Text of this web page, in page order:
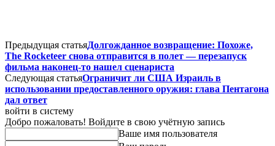
Предыдущая статьяДолгожданное возвращение: Похоже,
The Rocketeer снова отправится в полет — перезапуск
фильма наконец-то нашел сценариста
Следующая статьяОграничит ли США Израиль в
использовании предоставленного оружия: глава Пентагона
дал ответ
войти в систему
Добро пожаловать! Войдите в свою учётную запись
Ваше имя пользователя